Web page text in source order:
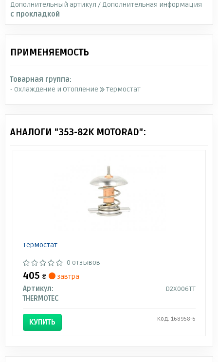
Дополнительный артикул / Дополнительная информация
с прокладкой
ПРИМЕНЯЕМОСТЬ
Товарная группа:
- Охлаждение и Отопление
Термостат
АНАЛОГИ "353-82K MOTORAD":
Термостат
0 отзывов
405 ₴
завтра
Артикул:
D2X006TT
THERMOTEC
КУПИТЬ Код: 168958-6